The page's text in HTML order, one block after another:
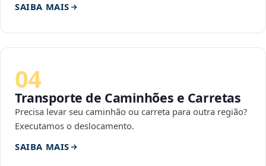
SAIBA MAIS
04
Transporte de Caminhões e Carretas
Precisa levar seu caminhão ou carreta para outra região?
Executamos o deslocamento.
SAIBA MAIS